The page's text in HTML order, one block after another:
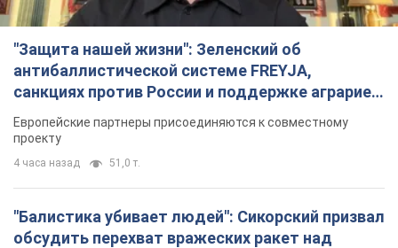
"Защита нашей жизни": Зеленский об
антибаллистической системе FREYJA,
санкциях против России и поддержке аграриев.
Видео
Европейские партнеры присоединяются к совместному
проекту
4 часа назад 51,0 т.
"Балистика убивает людей": Сикорский призвал
обсудить перехват вражеских ракет над